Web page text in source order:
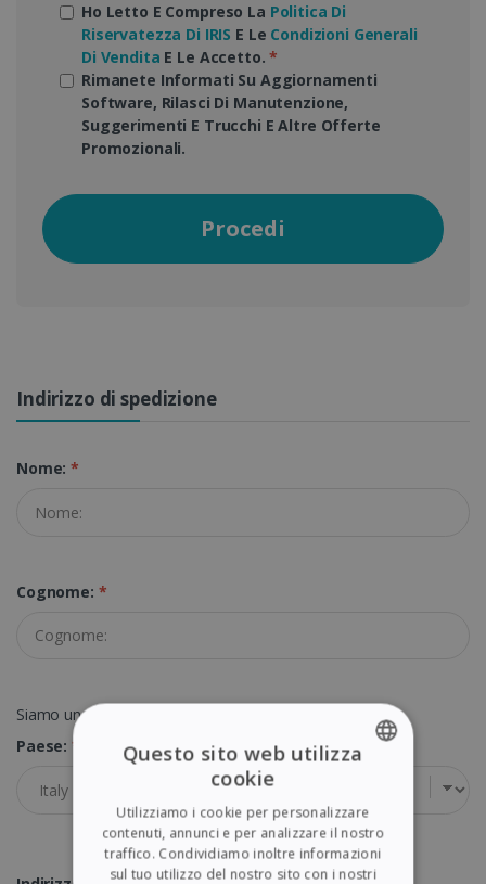
Ho Letto E Compreso La Politica Di
Riservatezza Di IRIS E Le Condizioni Generali
Di Vendita E Le Accetto.*
Rimanete Informati Su Aggiornamenti
Software, Rilasci Di Manutenzione,
Suggerimenti E Trucchi E Altre Offerte
Promozionali.
Procedi
Indirizzo di spedizione
Nome:*
Cognome: *
Siamo una Società con partita IVA valida
Paese: *
FRENCH
SPANISH
Questo sito web utilizza
cookie
Utilizziamo i cookie per personalizzare
contenuti, annunci e per analizzare il nostro
traffico. Condividiamo inoltre informazioni
sul tuo utilizzo del nostro sito con i nostri